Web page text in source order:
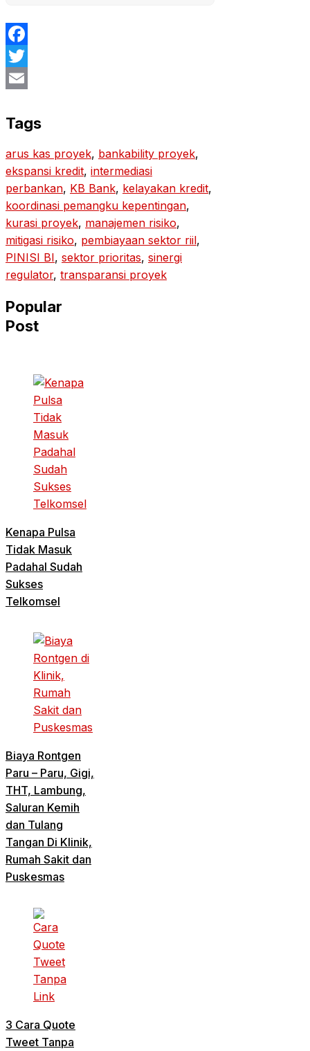
Facebook
Twitter
Tags
arus kas proyek, bankability proyek
ekspansi kredit, intermediasi
perbankan, KB Bank, kelayakan kredit
koordinasi pemangku kepentingan
kurasi proyek, manajemen risiko
mitigasi risiko, pembiayaan sektor riil
PINISI BI, sektor prioritas, sinergi
regulator, transparansi proyek
Popular
Post
Kenapa Pulsa
Tidak Masuk
Padahal Sudah
Sukses
Telkomsel
Biaya Rontgen
Paru – Paru, Gigi,
THT, Lambung,
Saluran Kemih
dan Tulang
Tangan Di Klinik,
Rumah Sakit dan
Puskesmas
3 Cara Quote
Tweet Tanpa